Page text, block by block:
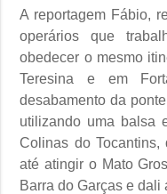
A reportagem Fábio,
operários que
obedecer o mesmo
Teresina e em
desabamento da
utilizando uma balsa
Colinas do
até atingir o Mato
Barra do Garças e